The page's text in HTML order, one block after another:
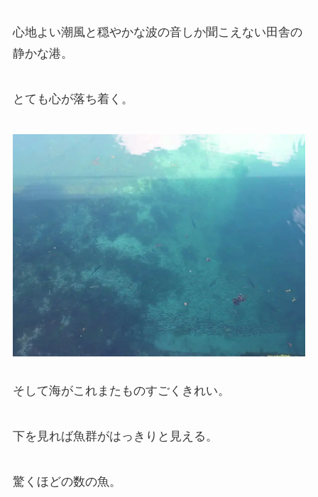
心地よい潮風と穏やかな波の音しか聞こえない田舎の
静かな港。
とても心が落ち着く。
そして海がこれまたものすごくきれい。
下を見れば魚群がはっきりと見える。
驚くほどの数の魚。